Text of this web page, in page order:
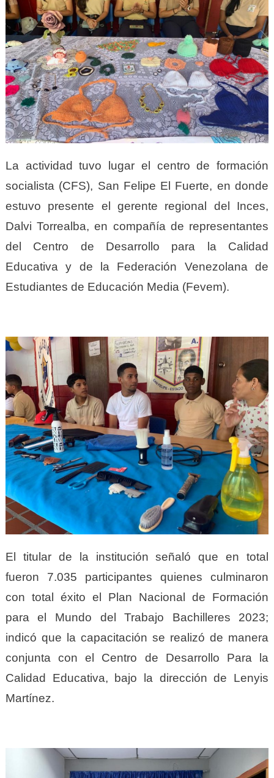
La actividad tuvo lugar el centro de formación
socialista (CFS), San Felipe El Fuerte, en donde
estuvo presente el gerente regional del Inces,
Dalvi Torrealba, en compañía de representantes
del Centro de Desarrollo para la Calidad
Educativa y de la Federación Venezolana de
Estudiantes de Educación Media (Fevem).
El titular de la institución señaló que en total
fueron 7.035 participantes quienes culminaron
con total éxito el Plan Nacional de Formación
para el Mundo del Trabajo Bachilleres 2023;
indicó que la capacitación se realizó de manera
conjunta con el Centro de Desarrollo Para la
Calidad Educativa, bajo la dirección de Lenyis
Martínez.